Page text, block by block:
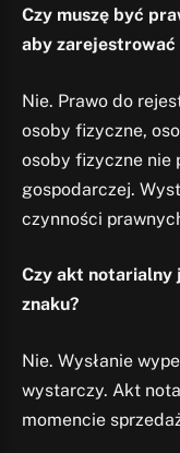
Czy muszę być
aby zarejestrować
Nie. Prawo do
osoby fizyczne,
osoby fizyczne nie
gospodarczej.
czynności
Czy akt
znaku?
Nie. Wysłanie
wystarczy. Akt
momencie